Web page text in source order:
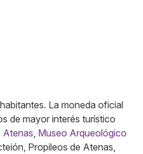
La moneda oficial
de mayor interés turístico
Atenas Museo Arqueológico
Propileos de Atenas,